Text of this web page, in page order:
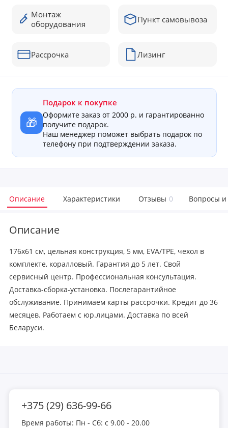
Монтаж
оборудования
Пункт самовывоза
Рассрочка Лизинг
🎁
Подарок к покупке
Оформите заказ от 2000 р. и гарантированно
получите подарок.
Наш менеджер поможет выбрать подарок по
телефону при подтверждении заказа.
Описание Характеристики Отзывы 0 Вопросы и
Описание
176x61 см, цельная конструкция, 5 мм, EVA/TPE, чехол в
комплекте, коралловый. Гарантия до 5 лет. Свой
сервисный центр. Профессиональная консультация.
Доставка-сборка-установка. Послегарантийное
обслуживание. Принимаем карты рассрочки. Кредит до 36
месяцев. Работаем с юр.лицами. Доставка по всей
Беларуси.
+375 (29) 636-99-66
Время работы: Пн - Сб: с 9.00 - 20.00